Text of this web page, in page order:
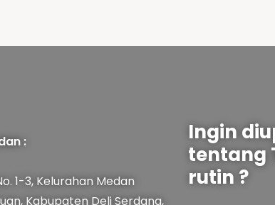
:
1-3, Kelurahan Medan
Kabupaten Deli Serdang,
Ingin
tentang
rutin ?